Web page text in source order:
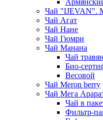
Чай "IJEVAN".
Чай Агат
Чай Нане
Чай Гюмри
Чай Манана
Чай
Био-
Весовой
Чай Meron berry
Чай Мега
Чай в
Фильтр-